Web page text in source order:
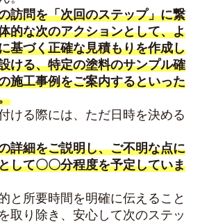
訪問を「次回のステップ」に繋
的な次のアクションとして、よ
基づく正確な見積もりを作成し
ける、特定の塗料のサンプル確
施工事例をご案内するといった
ける際には、ただ日時を決める
詳細をご説明し、ご不明な点に
して〇〇分程度を予定していま
と所要時間を明確に伝えること
取り除き、安心して次のステッ